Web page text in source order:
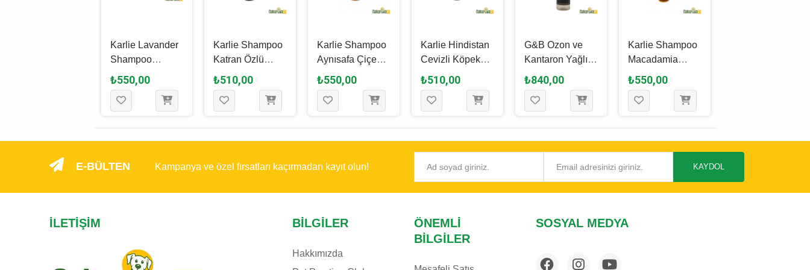
Karlie Lavander
Shampoo
Lavantalı Köpek
Şampuanı 300
Ml
₺550,00
Karlie Shampoo
Katran Özlü
Köpek
Şampuanı 300
Ml
₺510,00
Karlie Shampoo
Aynısafa Çiçeği
Ballı Köpek
Şampuanı 300
Ml
₺550,00
Karlie Hindistan
Cevizli Köpek
Şampuanı 300
Ml
₺510,00
G&B Ozon ve
Kantaron Yağlı
Köpek
Şampuanı 250
Ml
₺840,00
Karlie Shampoo
Macadamia
Cevizi Özlü
Köpek
Şampuanı 300
₺550,00
E-BÜLTEN Kampanya ve özel fırsatları kaçırmadan kayıt olun! KAYDOL
İLETIŞIM BILGILER
Hakkımızda
ÖNEMLI
BILGILER
SOSYAL MEDYA